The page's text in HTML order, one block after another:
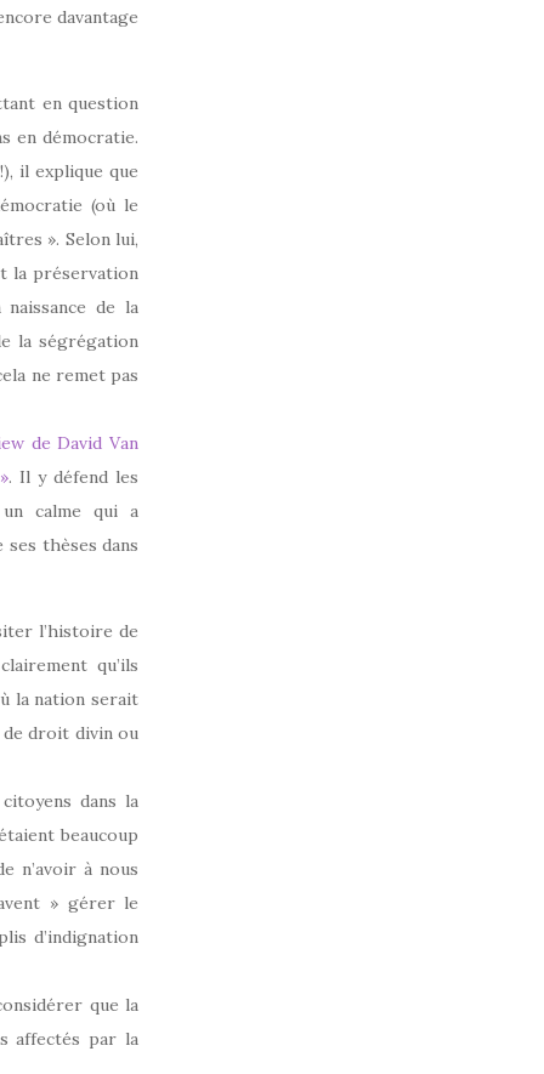
davantage
en question
en démocratie.
il explique que
(où le
». Selon lui,
la préservation
de la
la ségrégation
ne remet pas
de David Van
. Il y défend les
un calme qui a
thèses dans
l’histoire de
qu’ils
la nation serait
droit divin ou
dans la
beaucoup
n’avoir à nous
» gérer le
d’indignation
que la
affectés par la